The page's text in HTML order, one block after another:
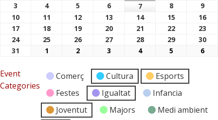
3
03/08/2026
404/08/2026
5 05/08/2026
6 06/08/2026
7 07/08/2026
8 08/08/2026
9
10 10/08/2026
11 11/08/2026
12 12/08/2026
13 13/08/2026
1414/08/2026
15 15/08/2026
16
17 17/08/2026
18 18/08/2026
19 19/08/2026
20 20/08/2026
21 21/08/2026
22 22/08/2026
23
24 24/08/2026
25 25/08/2026
26 26/08/2026
27 27/08/2026
28 28/08/2026
29 29/08/2026
30
31
31/08/2026
1 01/09/2026
2 02/09/2026
3 03/09/2026
404/09/2026
5 05/09/2026
606/
Event
Categories
Comerç Cultura
Esports
Festes
Igualtat
Infancia
Joventut
Majors
Medi ambient